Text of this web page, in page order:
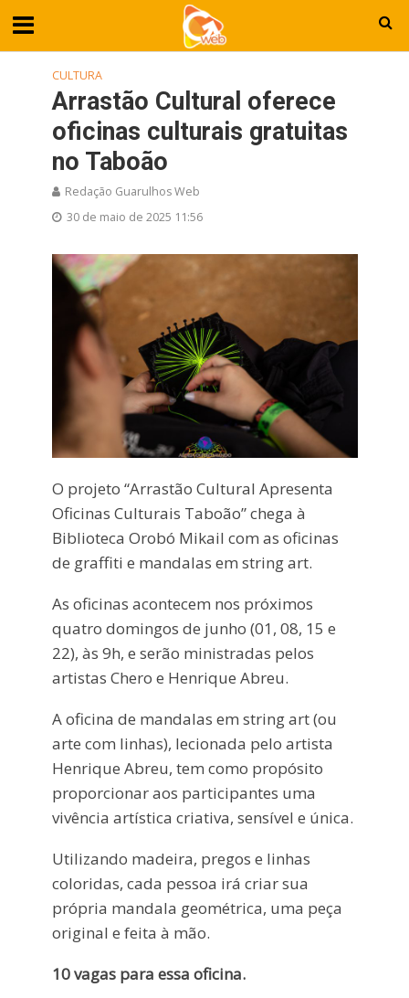
CULTURA
Arrastão Cultural oferece
oficinas culturais gratuitas
no Taboão
Redação Guarulhos Web
30 de maio de 2025 11:56
O projeto “Arrastão Cultural Apresenta
Oficinas Culturais Taboão” chega à
Biblioteca Orobó Mikail com as oficinas
de graffiti e mandalas em string art.
As oficinas acontecem nos próximos
quatro domingos de junho (01, 08, 15 e
22), às 9h, e serão ministradas pelos
artistas Chero e Henrique Abreu.
A oficina de mandalas em string art (ou
arte com linhas), lecionada pelo artista
Henrique Abreu, tem como propósito
proporcionar aos participantes uma
vivência artística criativa, sensível e única.
Utilizando madeira, pregos e linhas
coloridas, cada pessoa irá criar sua
própria mandala geométrica, uma peça
original e feita à mão.
10 vagas para essa oficina.